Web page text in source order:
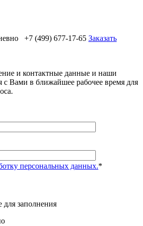
+7 (499) 677-17-65 Заказать
и контактные данные и наши
с Вами в ближайшее рабочее время для
персональных данных.*
для заполнения